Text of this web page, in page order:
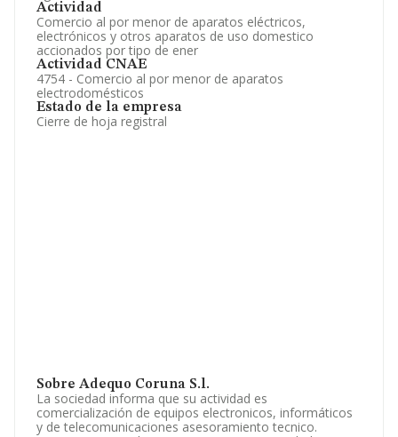
Actividad
Comercio al por menor de aparatos eléctricos,
electrónicos y otros aparatos de uso domestico
accionados por tipo de ener
Actividad CNAE
4754 - Comercio al por menor de aparatos
electrodomésticos
Estado de la empresa
Cierre de hoja registral
Sobre Adequo Coruna S.l.
La sociedad informa que su actividad es
comercialización de equipos electronicos, informáticos
y de telecomunicaciones asesoramiento tecnico.